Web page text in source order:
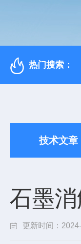
热门搜索：
技术文章
石墨
更新时间：